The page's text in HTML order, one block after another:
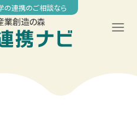
の連携のご相談なら
業創造の森